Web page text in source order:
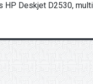
HP Deskjet D2530,